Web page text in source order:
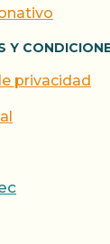
Y
privacidad